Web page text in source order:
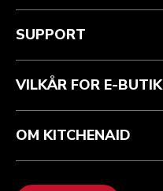
Health check
Spor din ordre
Garanti og dokumenter
Ofte stillede spørgsmål
Vilkår og betingelser
Returnering og refusion
Imprint
ODR
Mærket
Find en butik
SUPPORT
VILKÅR FOR E-BUTIK
OM KITCHENAID